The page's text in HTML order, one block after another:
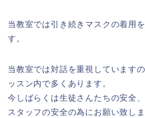
当教室では引き続きマスクの着用
す。
当教室では対話を重視しています
ッスン内で多くあります。
今しばらくは生徒さんたちの安全
スタッフの安全の為にお願い致しま